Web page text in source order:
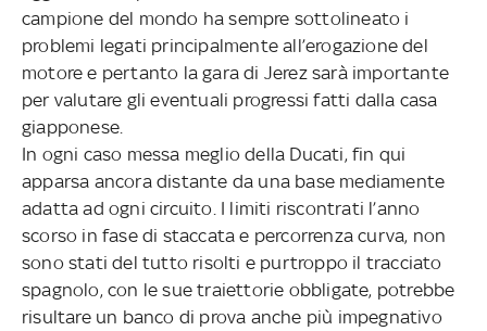
campione del mondo ha sempre sottolineato i
problemi legati principalmente all’erogazione del
motore e pertanto la gara di Jerez sarà importante
per valutare gli eventuali progressi fatti dalla casa
giapponese.
In ogni caso messa meglio della Ducati, fin qui
apparsa ancora distante da una base mediamente
adatta ad ogni circuito. I limiti riscontrati l’anno
scorso in fase di staccata e percorrenza curva, non
sono stati del tutto risolti e purtroppo il tracciato
spagnolo, con le sue traiettorie obbligate, potrebbe
risultare un banco di prova anche più impegnativo